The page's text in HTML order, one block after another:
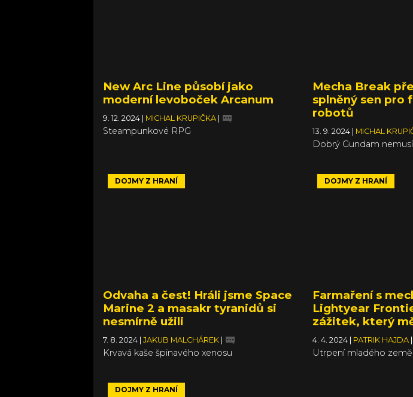
New Arc Line působí jako
moderní levoboček Arcanum
9. 12. 2024 MICHAL KRUPIČKA
Steampunkové RPG
Mecha Break
splněný sen pro
robotů
13. 9. 2024 MICHAL
Dobrý Gundam
DOJMY Z HRANÍ
Odvaha a čest! Hráli jsme Space
Marine 2 a masakr tyranidů si
nesmírně užili
7. 8. 2024 JAKUB MALCHÁREK
Krvavá kaše špinavého xenosu
DOJMY Z HRANÍ
Farmaření s
Lightyear
zážitek, který
4. 4. 2024 PATRIK HAJDA
Utrpení mladého
DOJMY Z HRANÍ